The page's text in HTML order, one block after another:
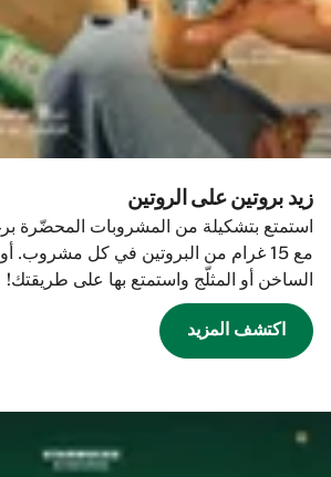
زيد بروتين على الروتين
استمتع بتشكيلة من المشروبات المحضّرة
مع 15 غرام من البروتين في كل مشروب.
الساخن أو المثلّج واستمتع بها على طريقتك!
اكتشف المزيد